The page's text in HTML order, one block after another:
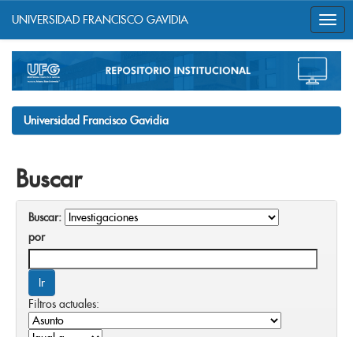
navigation
UNIVERSIDAD FRANCISCO GAVIDIA
Universidad Francisco Gavidia
Buscar
Buscar:
por
Filtros actuales: